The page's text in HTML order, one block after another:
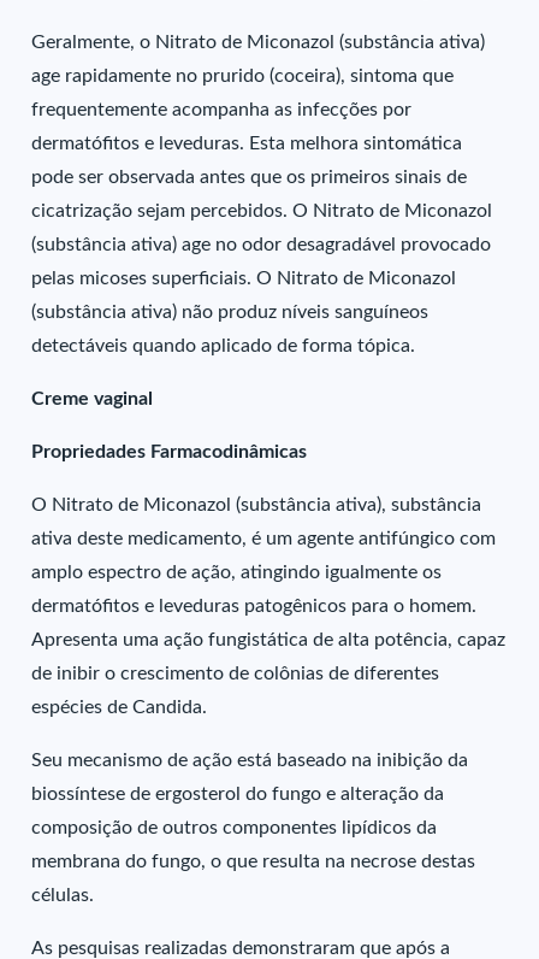
Geralmente, o Nitrato de Miconazol (substância ativa)
age rapidamente no prurido (coceira), sintoma que
frequentemente acompanha as infecções por
dermatófitos e leveduras. Esta melhora sintomática
pode ser observada antes que os primeiros sinais de
cicatrização sejam percebidos. O Nitrato de Miconazol
(substância ativa) age no odor desagradável provocado
pelas micoses superficiais. O Nitrato de Miconazol
(substância ativa) não produz níveis sanguíneos
detectáveis quando aplicado de forma tópica.
Creme vaginal
Propriedades Farmacodinâmicas
O Nitrato de Miconazol (substância ativa), substância
ativa deste medicamento, é um agente antifúngico com
amplo espectro de ação, atingindo igualmente os
dermatófitos e leveduras patogênicos para o homem.
Apresenta uma ação fungistática de alta potência, capaz
de inibir o crescimento de colônias de diferentes
espécies de Candida.
Seu mecanismo de ação está baseado na inibição da
biossíntese de ergosterol do fungo e alteração da
composição de outros componentes lipídicos da
membrana do fungo, o que resulta na necrose destas
células.
As pesquisas realizadas demonstraram que após a